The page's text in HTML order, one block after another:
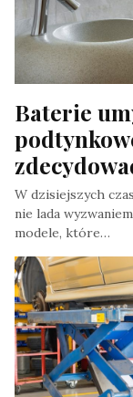
Baterie
W dzisiejszych
nie lada
modele, które…
By Redakcja Serwisu , In